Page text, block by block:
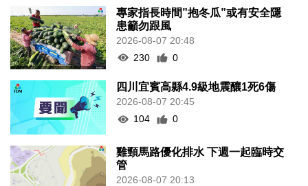
專家指長時間”抱冬瓜”或有安全隱
患籲勿跟風
2026-08-07 20:48
230
0
四川宜賓高縣4.9級地震釀1死6傷
2026-08-07 20:45
104
0
雞頸馬路優化排水 下週一起臨時交
管
2026-08-07 20:13